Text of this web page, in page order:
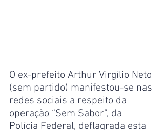
O ex-prefeito Arthur Virgílio Neto
(sem partido) manifestou-se nas
redes sociais a respeito da
operação “Sem Sabor”, da
Polícia Federal, deflagrada esta